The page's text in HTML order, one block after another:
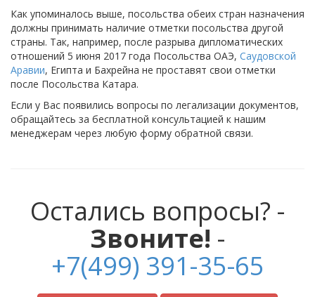
Как упоминалось выше, посольства обеих стран назначения
должны принимать наличие отметки посольства другой
страны. Так, например, после разрыва дипломатических
отношений 5 июня 2017 года Посольства ОАЭ, Саудовской
Аравии, Египта и Бахрейна не проставят свои отметки
после Посольства Катара.
Если у Вас появились вопросы по легализации документов,
обращайтесь за бесплатной консультацией к нашим
менеджерам через любую форму обратной связи.
Остались вопросы? -
Звоните! -
+7(499) 391-35-65